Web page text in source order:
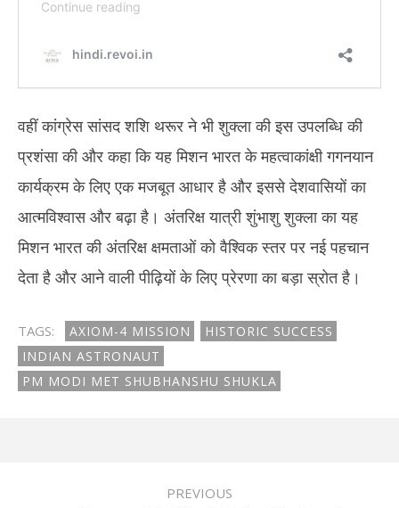
वहीं कांग्रेस सांसद शशि थरूर ने भी शुक्ला की इस उपलब्धि की
प्रशंसा की और कहा कि यह मिशन भारत के महत्वाकांक्षी गगनयान
कार्यक्रम के लिए एक मजबूत आधार है और इससे देशवासियों का
आत्मविश्वास और बढ़ा है। अंतरिक्ष यात्री शुंभाशु शुक्ला का यह
मिशन भारत की अंतरिक्ष क्षमताओं को वैश्विक स्तर पर नई पहचान
देता है और आने वाली पीढ़ियों के लिए प्रेरणा का बड़ा स्रोत है।
TAGS: AXIOM-4 MISSION
HISTORIC SUCCESS
INDIAN ASTRONAUT
PM MODI MET SHUBHANSHU SHUKLA
PREVIOUS